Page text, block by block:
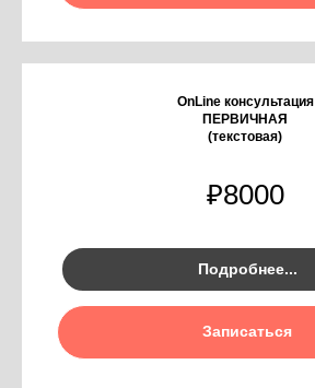
OnLine консультация
ПЕРВИЧНАЯ
(текстовая)
₽8000
Подробнее...
Записаться